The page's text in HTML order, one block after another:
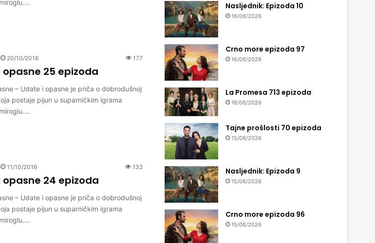
20/10/2016 177
opasne 25 epizoda
– Udate i opasne je priča o dobrodušnoj
postaje pijun u suparničkim igrama
11/10/2016 132
opasne 24 epizoda
– Udate i opasne je priča o dobrodušnoj
postaje pijun u suparničkim igrama
Nasljednik: Epizoda 10
16/06/2026
Crno more epizoda 97
16/06/2026
La Promesa 713 epizoda
16/06/2026
Tajne prošlosti 70 epizoda
15/06/2026
Nasljednik: Epizoda 9
15/06/2026
Crno more epizoda 96
15/06/2026